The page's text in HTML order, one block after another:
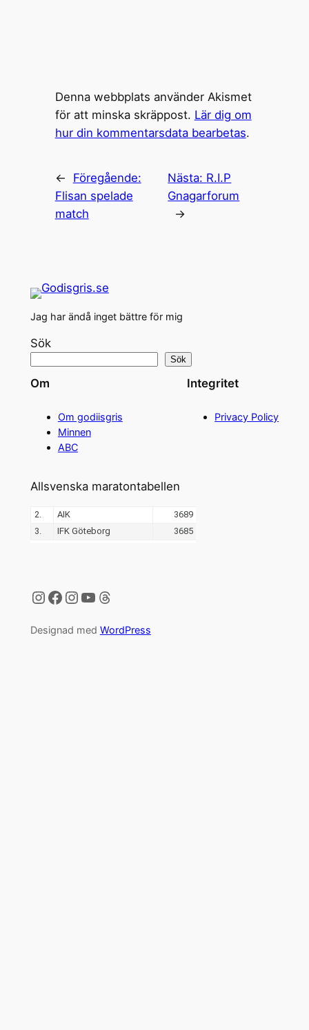
Denna webbplats använder Akismet
för att minska skräppost. Lär dig om
hur din kommentarsdata bearbetas.
←
Föregående:
Flisan spelade
match
Nästa: R.I.P
Gnagarforum
→
Jag har ändå inget bättre för mig
Sök
Sök
Om
Om godiisgris
Minnen
ABC
Integritet
Privacy Policy
Allsvenska maratontabellen
Instagram
Facebook
Instagram
YouTube
Threads
Designad med WordPress